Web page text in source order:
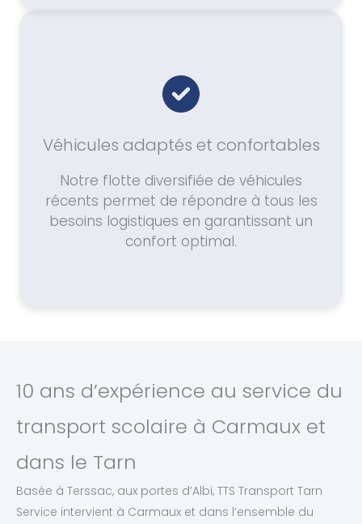
Véhicules adaptés et confortables
Notre flotte diversifiée de véhicules
récents permet de répondre à tous les
besoins logistiques en garantissant un
confort optimal.
10 ans d’expérience au service du
transport scolaire à Carmaux et
dans le Tarn
Basée à Terssac, aux portes d’Albi, TTS Transport Tarn
Service intervient à Carmaux et dans l’ensemble du